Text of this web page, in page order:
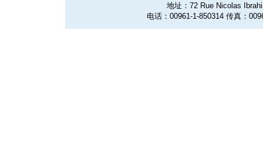
地址：72 Rue Nicolas
电话：00961-1-850314 传真：